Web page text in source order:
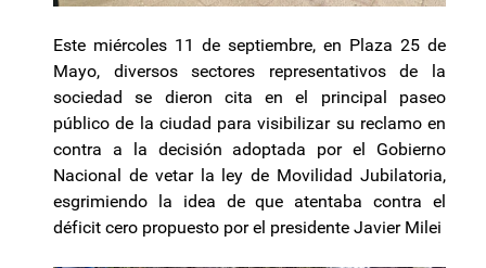
Este miércoles 11 de septiembre, en Plaza 25 de
Mayo, diversos sectores representativos de la
sociedad se dieron cita en el principal paseo
público de la ciudad para visibilizar su reclamo en
contra a la decisión adoptada por el Gobierno
Nacional de vetar la ley de Movilidad Jubilatoria,
esgrimiendo la idea de que atentaba contra el
déficit cero propuesto por el presidente Javier Milei